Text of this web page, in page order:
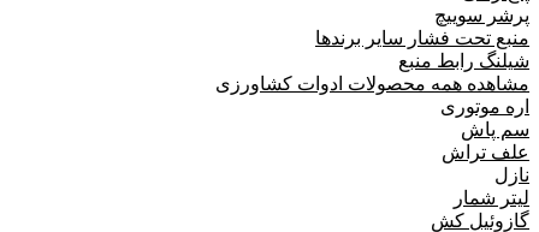
پرشر سوییچ
منبع تحت فشار سایر برندها
شیلنگ رابط منبع
مشاهده همه محصولات ادوات کشاورزی
اره موتوری
سم پاش
علف تراش
نازل
لیتر شمار
گازوئیل کش